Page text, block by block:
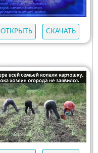
ОТКРЫТЬ СКАЧАТЬ